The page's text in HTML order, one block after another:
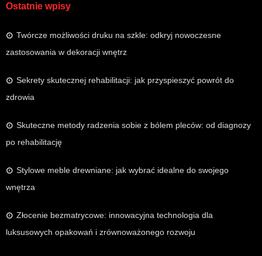
Ostatnie wpisy
Twórcze możliwości druku na szkle: odkryj nowoczesne
zastosowania w dekoracji wnętrz
Sekrety skutecznej rehabilitacji: jak przyspieszyć powrót do
zdrowia
Skuteczne metody radzenia sobie z bólem pleców: od diagnozy
po rehabilitację
Stylowe meble drewniane: jak wybrać idealne do swojego
wnętrza
Złocenie bezmatrycowe: innowacyjna technologia dla
luksusowych opakowań i zrównoważonego rozwoju